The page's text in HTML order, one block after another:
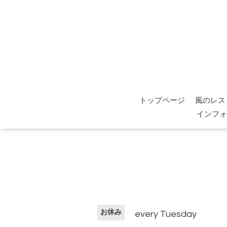
トップページ
風のレ
インフ
お休み every Tuesday